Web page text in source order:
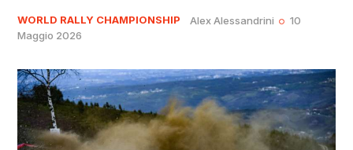
WORLD RALLY CHAMPIONSHIP Alex Alessandrini
10
Maggio 2026